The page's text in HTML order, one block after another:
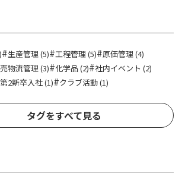
#生産管理 (5)#工程管理 (5)#原価管理 (4)
物流管理 (3)#化学品 (2)#社内イベント (2)
第2新卒入社 (1)#クラブ活動 (1)
タグをすべて見る